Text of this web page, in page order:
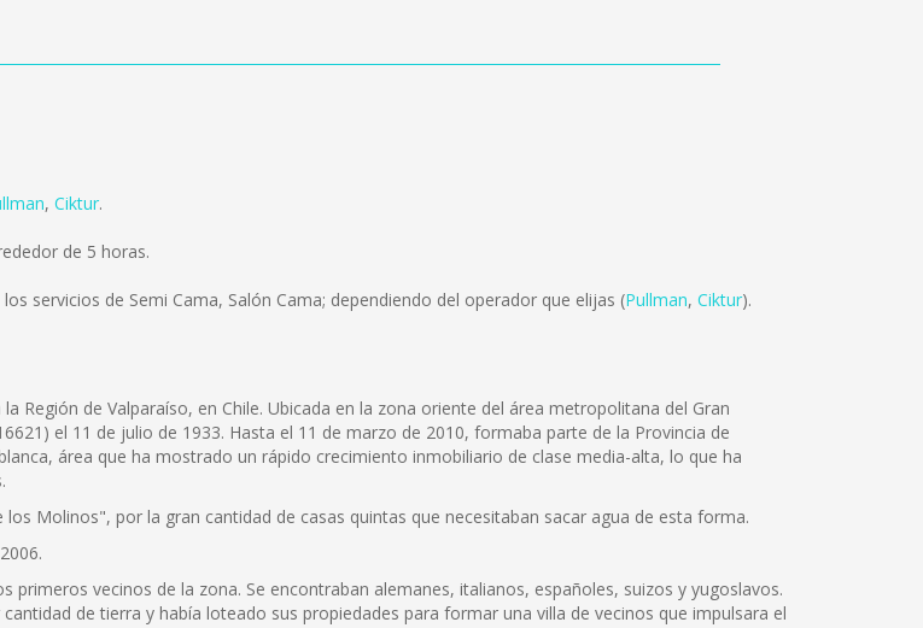
, Ciktur.
de 5 horas.
servicios de Semi Cama, Salón Cama; dependiendo del operador que elijas (Pullman, Ciktur).
Región de Valparaíso, en Chile. Ubicada en la zona oriente del área metropolitana del Gran
el 11 de julio de 1933. Hasta el 11 de marzo de 2010, formaba parte de la Provincia de
área que ha mostrado un rápido crecimiento inmobiliario de clase media-alta, lo que ha
Molinos", por la gran cantidad de casas quintas que necesitaban sacar agua de esta forma.
vecinos de la zona. Se encontraban alemanes, italianos, españoles, suizos y yugoslavos.
de tierra y había loteado sus propiedades para formar una villa de vecinos que impulsara el